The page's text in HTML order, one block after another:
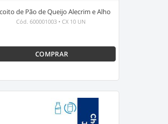
de Pão de Queijo Alecrim e Alho
Cód. 600001003 • CX 10 UN
COMPRAR